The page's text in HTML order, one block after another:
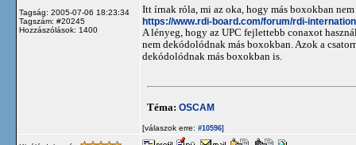
Tagság: 2005-07-06 18:23:34
Tagszám: #20245
Hozzászólások: 1400
Itt írnak róla, mi az oka, hogy más boxokban
https://www.rdi-board.com/forum/rdi-
A lényeg, hogy az UPC fejlettebb conaxot
nem dekódolódnak más boxokban. Azok a
dekódolódnak más boxokban is.
Téma: OSCAM
[válaszok erre: #10596]